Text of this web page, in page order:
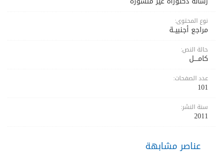
نوع المحتوى:
مراجع أجنبيــة
حالة النص:
كامــــل
عدد الصفحات:
101
سنة النشر:
2011
عناصر مشابهة